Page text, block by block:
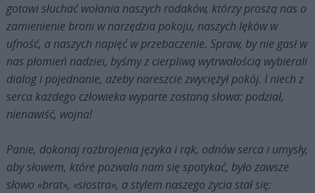
gotowi słuchać wołania naszych rodaków, którzy proszą nas o
zamienienie broni w narzędzia pokoju, naszych lęków w
ufność, a naszych napięć w przebaczenie. Spraw, by nie gasł w
nas płomień nadziei, byśmy z cierpliwą wytrwałością wybierali
dialog i pojednanie, ażeby nareszcie zwyciężył pokój. I niech z
serca każdego człowieka wyparte zostaną słowa: podział,
nienawiść, wojna!
Panie, dokonaj rozbrojenia języka i rąk, odnów serca i umysły,
aby słowem, które pozwala nam się spotykać, było zawsze
słowo «brat», «siostra», a stylem naszego życia stał się: